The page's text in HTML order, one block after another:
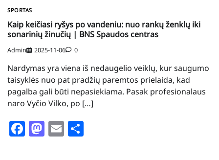
SPORTAS
Kaip keičiasi ryšys po vandeniu: nuo rankų ženklų iki
sonarinių žinučių | BNS Spaudos centras
Admin 2025-11-06 0
Nardymas yra viena iš nedaugelio veiklų, kur saugumo
taisyklės nuo pat pradžių paremtos prielaida, kad
pagalba gali būti nepasiekiama. Pasak profesionalaus
naro Vyčio Vilko, po […]
Facebook
Mastodon
Email